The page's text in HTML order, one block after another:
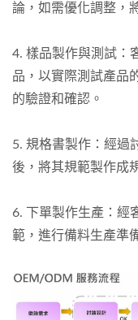
論，如需優化調整，
4. 樣品製作與測試：
品，以實際測試產品
的驗證和確認。
5. 規格書製作：經過
後，將其規範製作成
6. 下單製作生產：經
範，進行備料生產準